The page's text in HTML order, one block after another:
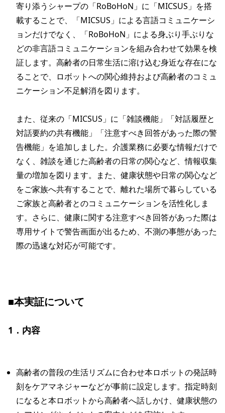
寄り添うシャープの「RoBoHoN」に「MICSUS」を搭
載することで、「MICSUS」による言語コミュニケーシ
ョンだけでなく、「RoBoHoN」による身ぶり手ぶりな
どの非言語コミュニケーションを組み合わせて効果を検
証します。高齢者の日常生活に溶け込む身近な存在にな
ることで、ロボットへの関心維持および高齢者のコミュ
ニケーション不足解消を図ります。
また、従来の「MICSUS」に「雑談機能」「対話履歴と
対話要約の共有機能」「注意すべき回答があった際の警
告機能」を追加しました。介護業務に必要な情報だけで
なく、雑談を通じた高齢者の日常の関心など、情報収集
量の増加を図ります。また、健康状態や日常の関心など
をご家族へ共有することで、離れた場所で暮らしている
ご家族と高齢者とのコミュニケーションを活性化しま
す。さらに、健康に関する注意すべき回答があった際は
専用サイトで警告画面が出るため、不測の事態があった
際の迅速な対応が可能です。
■本実証について
1．内容
高齢者の普段の生活リズムに合わせ本ロボットの発話時
刻をケアマネジャーなどが事前に設定します。指定時刻
になると本ロボットから高齢者へ話しかけ、健康状態の